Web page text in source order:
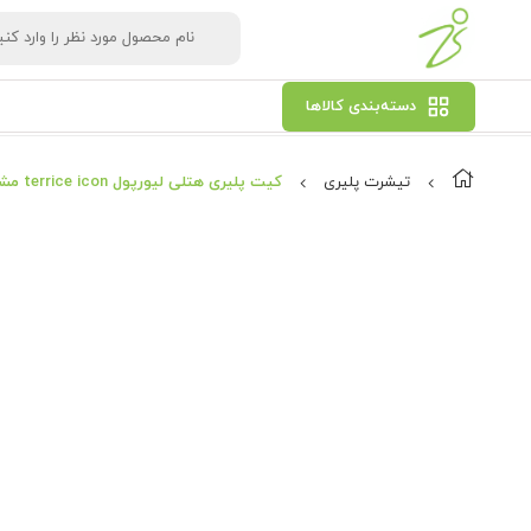
دسته‌بندی کالاها
تیشرت پلیری کیت پلیری هتلی لیورپول terrice icon مشکی